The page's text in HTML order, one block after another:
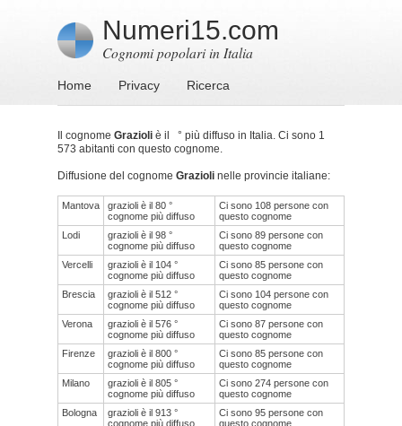
Numeri15.com
Cognomi popolari in Italia
Home Privacy Ricerca
Il cognome Grazioli è il ° più diffuso in Italia. Ci sono 1
573 abitanti con questo cognome.
Diffusione del cognome Grazioli nelle provincie italiane:
Mantova
grazioli è il 80 °
cognome più diffuso
Ci sono 108 persone con
questo cognome
Lodi
grazioli è il 98 °
cognome più diffuso
Ci sono 89 persone con
questo cognome
Vercelli
grazioli è il 104 °
cognome più diffuso
Ci sono 85 persone con
questo cognome
Brescia
grazioli è il 512 °
cognome più diffuso
Ci sono 104 persone con
questo cognome
Verona
grazioli è il 576 °
cognome più diffuso
Ci sono 87 persone con
questo cognome
Firenze
grazioli è il 800 °
cognome più diffuso
Ci sono 85 persone con
questo cognome
Milano
grazioli è il 805 °
cognome più diffuso
Ci sono 274 persone con
questo cognome
Bologna
grazioli è il 913 °
cognome più diffuso
Ci sono 95 persone con
questo cognome